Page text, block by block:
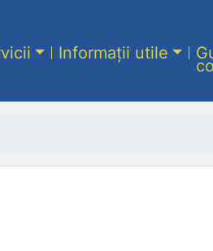
Informații utile